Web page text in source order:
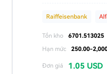
Raiffeisenbank
Tồn kho
6701.513025
Hạn mức
250.00-
Đơn giá 1.05 USD